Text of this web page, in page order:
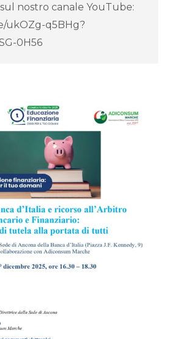
nostro canale YouTube:
ukOZg-q5BHg?
0H56